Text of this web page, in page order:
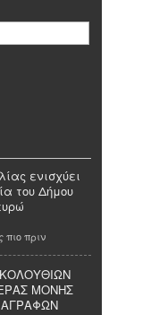
ενισχύει
του Δήμου
πιο πριν
ΜΟΝΗΣ
ΑΓΡΑΦΩΝ